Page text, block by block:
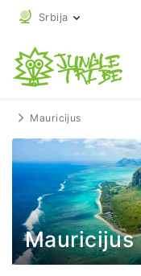
Srbija
Mauricijus
Mauricijus